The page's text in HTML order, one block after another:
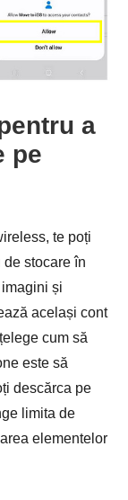
a
pe
te poți
de stocare în
și
același cont
cum să
este să
descărca pe
limita de
elementelor